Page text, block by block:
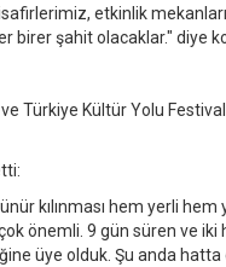
etkinlik
birer şahit olacaklar." diye
Türkiye Kültür Yolu
kılınması hem yerli
önemli. 9 gün süren ve
üye olduk. Şu anda